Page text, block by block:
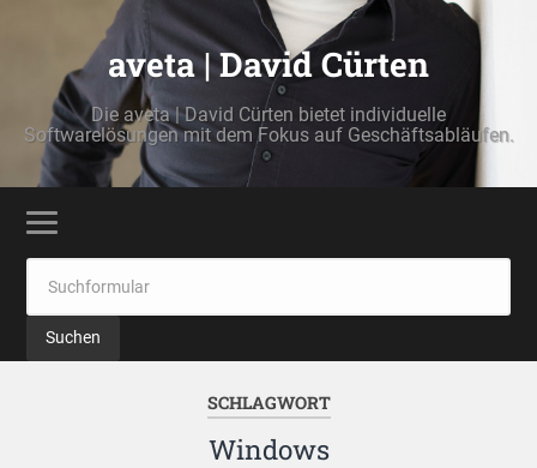
aveta | David Cürten
Die aveta | David Cürten bietet individuelle
Softwarelösungen mit dem Fokus auf Geschäftsabläufen.
SCHLAGWORT
Windows